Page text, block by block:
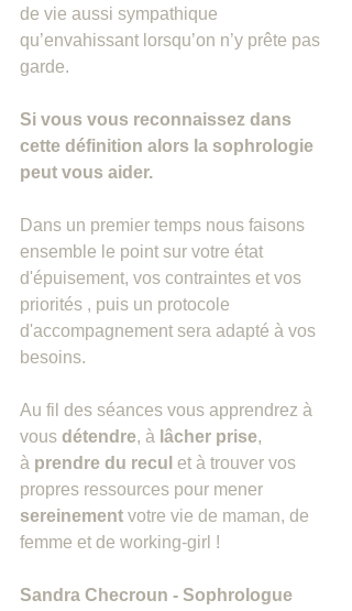
de vie aussi sympathique
qu’envahissant lorsqu’on n’y prête pas
garde.
Si vous vous reconnaissez dans
cette définition alors la sophrologie
peut vous aider.
Dans un premier temps nous faisons
ensemble le point sur votre état
d'épuisement, vos contraintes et vos
priorités , puis un protocole
d'accompagnement sera adapté à vos
besoins.
Au fil des séances vous apprendrez à
vous détendre, à lâcher prise,
à prendre du recul et à trouver vos
propres ressources pour mener
sereinement votre vie de maman, de
femme et de working-girl !
Sandra Checroun - Sophrologue